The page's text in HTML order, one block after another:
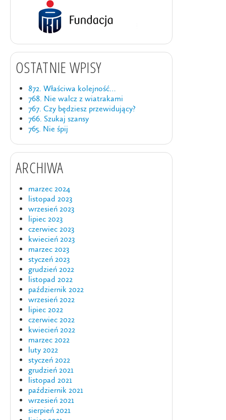
OSTATNIE WPISY
872. Właściwa kolejność…
768. Nie walcz z wiatrakami
767. Czy będziesz przewidujący?
766. Szukaj szansy
765. Nie śpij
ARCHIWA
marzec 2024
listopad 2023
wrzesień 2023
lipiec 2023
czerwiec 2023
kwiecień 2023
marzec 2023
styczeń 2023
grudzień 2022
listopad 2022
październik 2022
wrzesień 2022
lipiec 2022
czerwiec 2022
kwiecień 2022
marzec 2022
luty 2022
styczeń 2022
grudzień 2021
listopad 2021
październik 2021
wrzesień 2021
sierpień 2021